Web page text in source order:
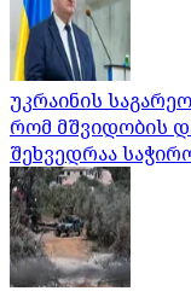
უკრაინის
რომ მშვიდობის
შეხვედრაა